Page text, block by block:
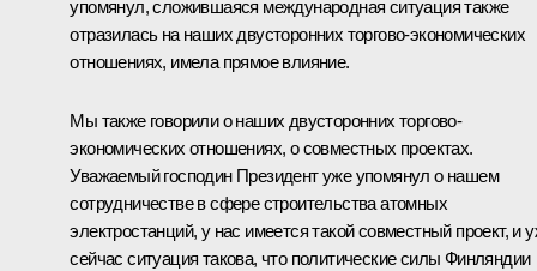
упомянул, сложившаяся международная ситуация также
отразилась на наших двусторонних торгово-экономических
отношениях, имела прямое влияние.
Мы также говорили о наших двусторонних торгово-
экономических отношениях, о совместных проектах.
Уважаемый господин Президент уже упомянул о нашем
сотрудничестве в сфере строительства атомных
электростанций, у нас имеется такой совместный проект, и
сейчас ситуация такова, что политические силы Финляндии